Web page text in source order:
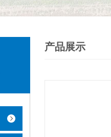
产品展示